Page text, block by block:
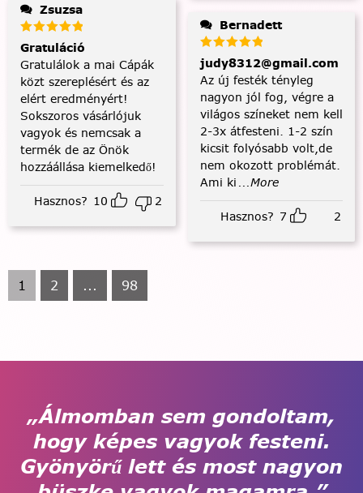
Zsuzsa
Gratuláció
Gratulálok a mai Cápák
közt szereplésért és az
elért eredményért!
Sokszoros vásárlójuk
vagyok és nemcsak a
termék de az Önök
hozzáállása kiemelkedő!
Hasznos? 10 2
Bernadett
judy8312@gmail.com
Az új festék tényleg
nagyon jól fog, végre a
világos színeket nem kell
2-3x átfesteni. 1-2 szín
kicsit folyósabb volt,de
nem okozott problémát.
Ami ki ...More
Hasznos? 7 2
1 2 ... 98
„Álmomban sem gondoltam,
hogy képes vagyok festeni.
Gyönyörű lett és most nagyon